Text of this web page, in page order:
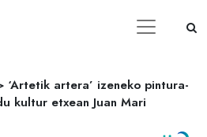
‘Artetik artera’ izeneko pintura-
kultur etxean Juan Mari